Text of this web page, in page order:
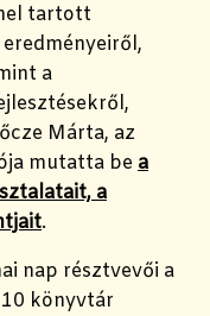
tartott
a
Márta, az
mutatta be a
a
.
nap résztvevői a
könyvtár